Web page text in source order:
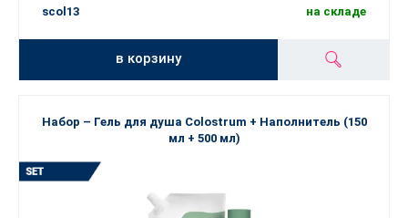
scol13 на складе
в корзину
Набор – Гель для душа Colostrum + Наполнитель (150
мл + 500 мл)